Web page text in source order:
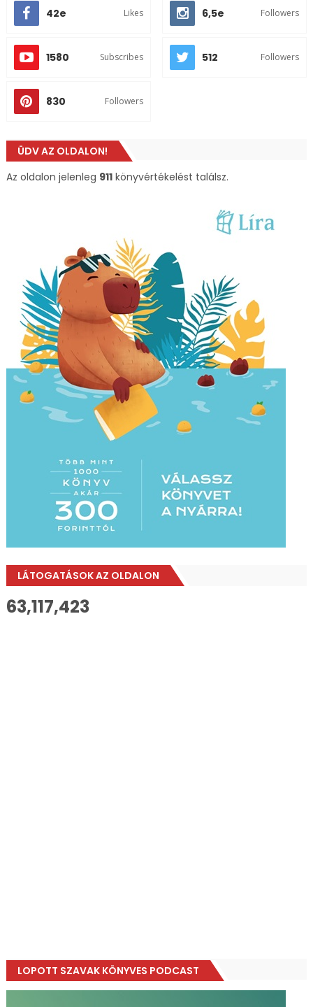
42e Likes 6,5e Followers
1580 Subscribes 512 Followers
830 Followers
ÜDV AZ OLDALON!
Az oldalon jelenleg 911könyvértékelést találsz.
LÁTOGATÁSOK AZ OLDALON
63,117,423
LOPOTT SZAVAK KÖNYVES PODCAST